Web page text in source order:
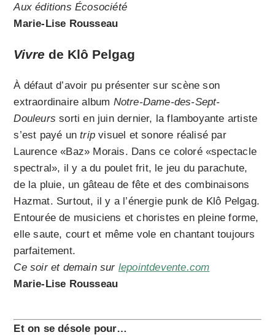
Aux éditions Écosociété
Marie-Lise Rousseau
Vivre de Klô Pelgag
À défaut d’avoir pu présenter sur scène son
extraordinaire album Notre-Dame-des-Sept-
Douleurssorti en juin dernier, la flamboyante artiste
s’est payé untripvisuel et sonore réalisé par
Laurence «Baz» Morais. Dans ce coloré «spectacle
spectral», il y a du poulet frit, le jeu du parachute,
de la pluie, un gâteau de fête et des combinaisons
Hazmat. Surtout, il y a l’énergie punk de Klô Pelgag.
Entourée de musiciens et choristes en pleine forme,
elle saute, court et même vole en chantant toujours
parfaitement.
Ce soir et demain sur lepointdevente.com
Marie-Lise Rousseau
Et on se désole pour…